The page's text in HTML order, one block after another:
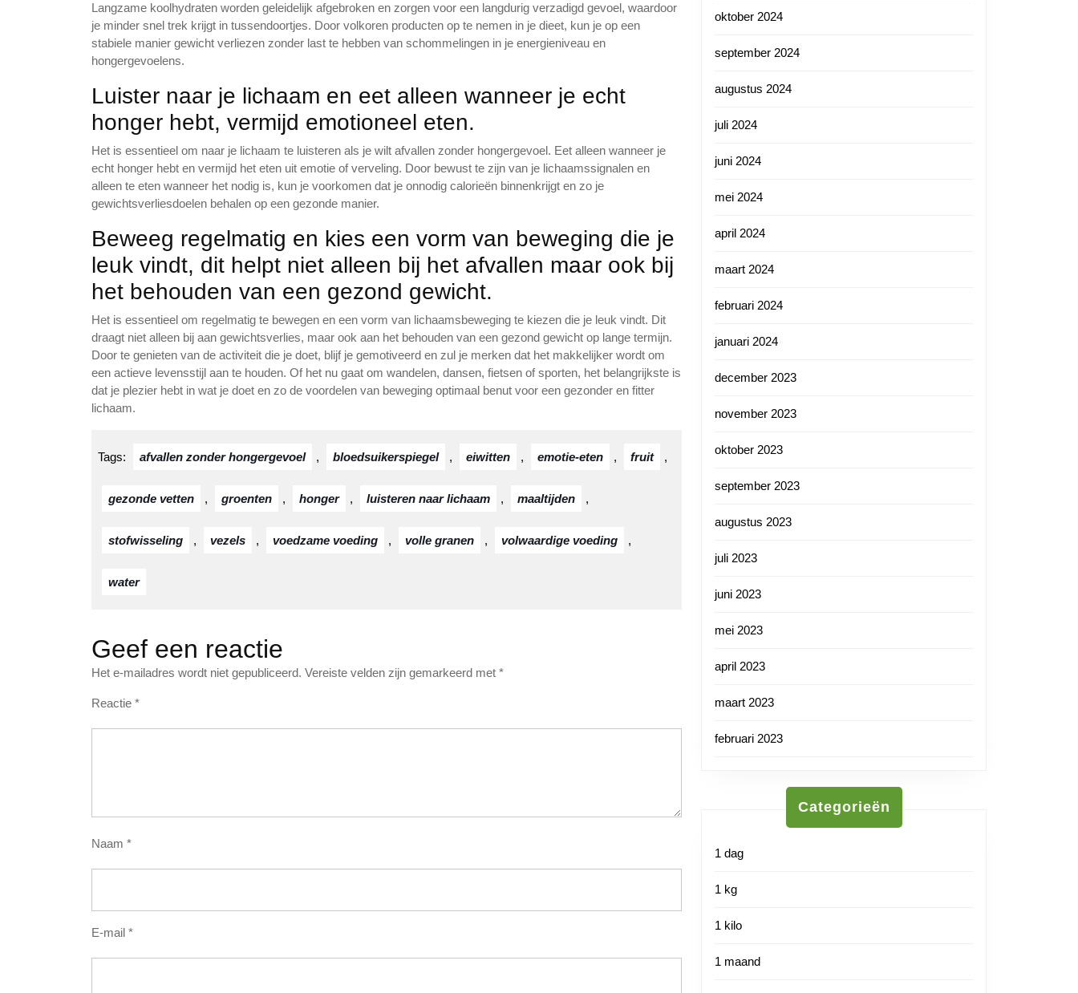
Langzame koolhydraten worden geleidelijk afgebroken en zorgen voor een langdurig verzadigd gevoel, waardoor
je minder snel trek krijgt in tussendoortjes. Door volkoren producten op te nemen in je dieet, kun je op een
stabiele manier gewicht verliezen zonder last te hebben van schommelingen in je energieniveau en
hongergevoelens.
Luister naar je lichaam en eet alleen wanneer je echt
honger hebt, vermijd emotioneel eten.
Het is essentieel om naar je lichaam te luisteren als je wilt afvallen zonder hongergevoel. Eet alleen wanneer je
echt honger hebt en vermijd het eten uit emotie of verveling. Door bewust te zijn van je lichaamssignalen en
alleen te eten wanneer het nodig is, kun je voorkomen dat je onnodig calorieën binnenkrijgt en zo je
gewichtsverliesdoelen behalen op een gezonde manier.
Beweeg regelmatig en kies een vorm van beweging die je
leuk vindt, dit helpt niet alleen bij het afvallen maar ook bij
het behouden van een gezond gewicht.
Het is essentieel om regelmatig te bewegen en een vorm van lichaamsbeweging te kiezen die je leuk vindt. Dit
draagt niet alleen bij aan gewichtsverlies, maar ook aan het behouden van een gezond gewicht op lange termijn.
Door te genieten van de activiteit die je doet, blijf je gemotiveerd en zul je merken dat het makkelijker wordt om
een actieve levensstijl aan te houden. Of het nu gaat om wandelen, dansen, fietsen of sporten, het belangrijkste is
dat je plezier hebt in wat je doet en zo de voordelen van beweging optimaal benut voor een gezonder en fitter
lichaam.
Tags: afvallen zonder hongergevoel , bloedsuikerspiegel , eiwitten , emotie-eten , fruit ,
gezonde vetten , groenten , honger , luisteren naar lichaam , maaltijden ,
stofwisseling , vezels , voedzame voeding , volle granen , volwaardige voeding ,
water
Geef een reactie
Het e-mailadres wordt niet gepubliceerd. Vereiste velden zijn gemarkeerd met *
Reactie *
Naam *
E-mail *
oktober 2024
september 2024
augustus 2024
juli 2024
juni 2024
mei 2024
april 2024
maart 2024
februari 2024
januari 2024
december 2023
november 2023
oktober 2023
september 2023
augustus 2023
juli 2023
juni 2023
mei 2023
april 2023
maart 2023
februari 2023
Categorieën
1 dag
1 kg
1 kilo
1 maand